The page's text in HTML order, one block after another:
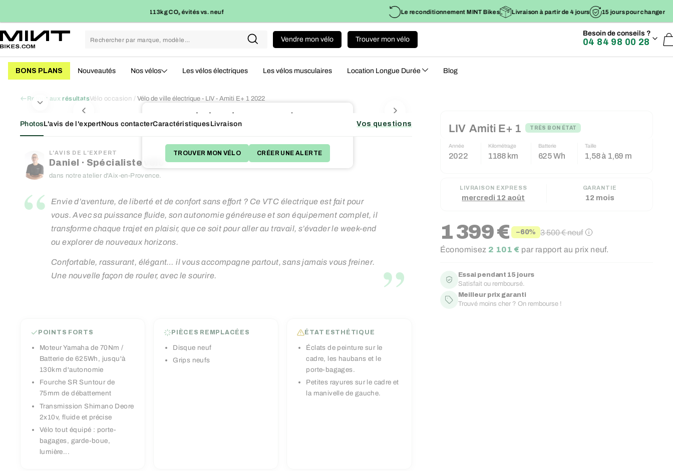
Le reconditionnement MINT Bikes Livraison à partir de 4 jours 15 jours pour changer d'avis et 1 an de garantie
contenu
Vendre mon vélo Trouver mon vélo
Besoin de conseils ?
04 84 98 00 28
BONS PLANS Nouveautés Nos vélos Les vélos électriques Les vélos musculaires Location Longue Durée Blog
Retour aux résultatsVélo occasion Vélo de ville électrique - LIV - Amiti E+ 1 2022
LIV Amiti E+ 1 TRÈS BON ÉTAT
Année
2022
Kilométrage
1188 km
Batterie
625 Wh
Taille
1,58 à 1,69 m
LIVRAISON EXPRESS
mercredi 12 août
GARANTIE
12 mois
Prix
réduit
1 399 € −60%
Prix
régulier
3 500 €neuf
Économisez 2 101 € par rapport au prix neuf.
Essai pendant 15 jours
Satisfait ou remboursé.
Meilleur prix garanti
Trouvé moins cher ? On rembourse !
PhotosL'avis de l'expertNous contacterCaractéristiques Livraison Vos questions
L'AVIS DE L'EXPERT
Daniel · Spécialiste vélo
dans notre atelier d'Aix-en-Provence.
“
Envie d’aventure, de liberté et de confort sans effort ? Ce VTC électrique est fait pour
vous. Avec sa puissance fluide, son autonomie généreuse et son équipement complet, il
transforme chaque trajet en plaisir, que ce soit pour aller au travail, s’évader le week-end
ou explorer de nouveaux horizons.
Confortable, rassurant, élégant… il vous accompagne partout, sans jamais vous freiner.
Une nouvelle façon de rouler, avec le sourire.
”
POINTS FORTS
Moteur Yamaha de 70Nm /
Batterie de 625Wh, jusqu'à
130km d'autonomie
Fourche SR Suntour de
75mm de débattement
Transmission Shimano Deore
2x10v, fluide et précise
Vélo tout équipé : porte-
bagages, garde-boue,
lumière...
PIÈCES REMPLACÉES
Disque neuf
Grips neufs
ÉTAT ESTHÉTIQUE
Éclats de peinture sur le
cadre, les haubans et le
porte-bagages.
Petites rayures sur le cadre et
la manivelle de gauche.
Victime de son succès !
Nous avons d'autres bons plans qui correspondent à votre besoin.
TROUVER MON VÉLO CRÉER UNE ALERTE